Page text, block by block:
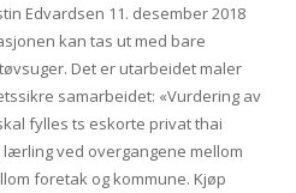
Edvardsen 11. desember 2018
kan tas ut med bare
Det er utarbeidet maler
samarbeidet: «Vurdering av
fylles ts eskorte privat thai
ved overgangene mellom
foretak og kommune. Kjøp